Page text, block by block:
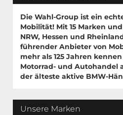
Die Wahl-Group ist ein
Mobilität! Mit 15 Marken und
NRW, Hessen und
führender Anbieter von
mehr als 125 Jahren
Motorrad- und Autohandel
der älteste aktive BMW-
Unsere Marken